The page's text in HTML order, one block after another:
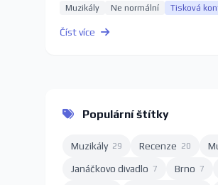
Muzikály Ne normální Tisková
Číst více
Populární štítky
Muzikály 29 Recenze 20
Janáčkovo divadlo 7 Brno 7